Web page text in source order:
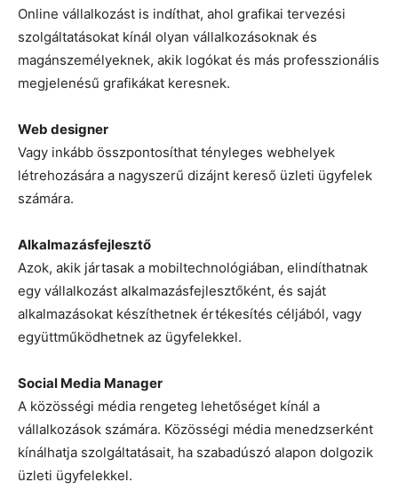
Online vállalkozást is indíthat, ahol grafikai tervezési
szolgáltatásokat kínál olyan vállalkozásoknak és
magánszemélyeknek, akik logókat és más professzionális
megjelenésű grafikákat keresnek.
Web designer
Vagy inkább összpontosíthat tényleges webhelyek
létrehozására a nagyszerű dizájnt kereső üzleti ügyfelek
számára.
Alkalmazásfejlesztő
Azok, akik jártasak a mobiltechnológiában, elindíthatnak
egy vállalkozást alkalmazásfejlesztőként, és saját
alkalmazásokat készíthetnek értékesítés céljából, vagy
együttműködhetnek az ügyfelekkel.
Social Media Manager
A közösségi média rengeteg lehetőséget kínál a
vállalkozások számára. Közösségi média menedzserként
kínálhatja szolgáltatásait, ha szabadúszó alapon dolgozik
üzleti ügyfelekkel.